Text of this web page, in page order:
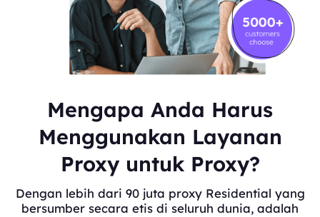
Mengapa Anda Harus
Menggunakan Layanan
Proxy untuk Proxy?
Dengan lebih dari 90 juta proxy Residential yang
bersumber secara etis di seluruh dunia, adalah